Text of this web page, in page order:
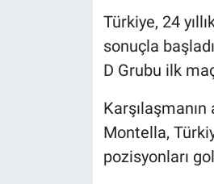
Türkiye, 24
sonuçla
D Grubu ilk
Montella,
pozisyonları